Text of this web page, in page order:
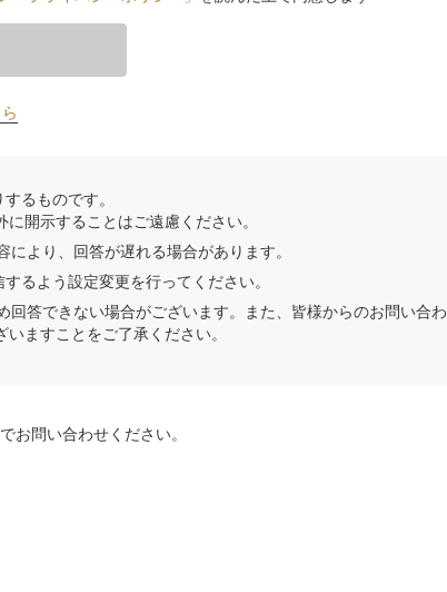
るものです。
開示することはご遠慮ください。
より、回答が遅れる場合があります。
るよう設定変更を行ってください。
答できない場合がございます。また、皆様からのお問い合わ
ますことをご了承ください。
でお問い合わせください。